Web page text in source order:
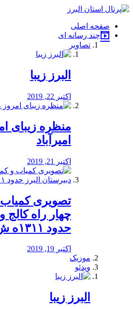
فصد
شرق
تهران
خشکشویی
صفحه اصلی
چند رسانه ای
تصاویر
البرز زیبا
اکتبر 22, 2019
منظره‌‌ زیبای
امیرآباد
اکتبر 21, 2019
️تصویری کمیاب
چهار راه كالج
حدود ۱۳۱۱ه ش
اکتبر 19, 2019
موزیک
ویدئو
البرز زیبا